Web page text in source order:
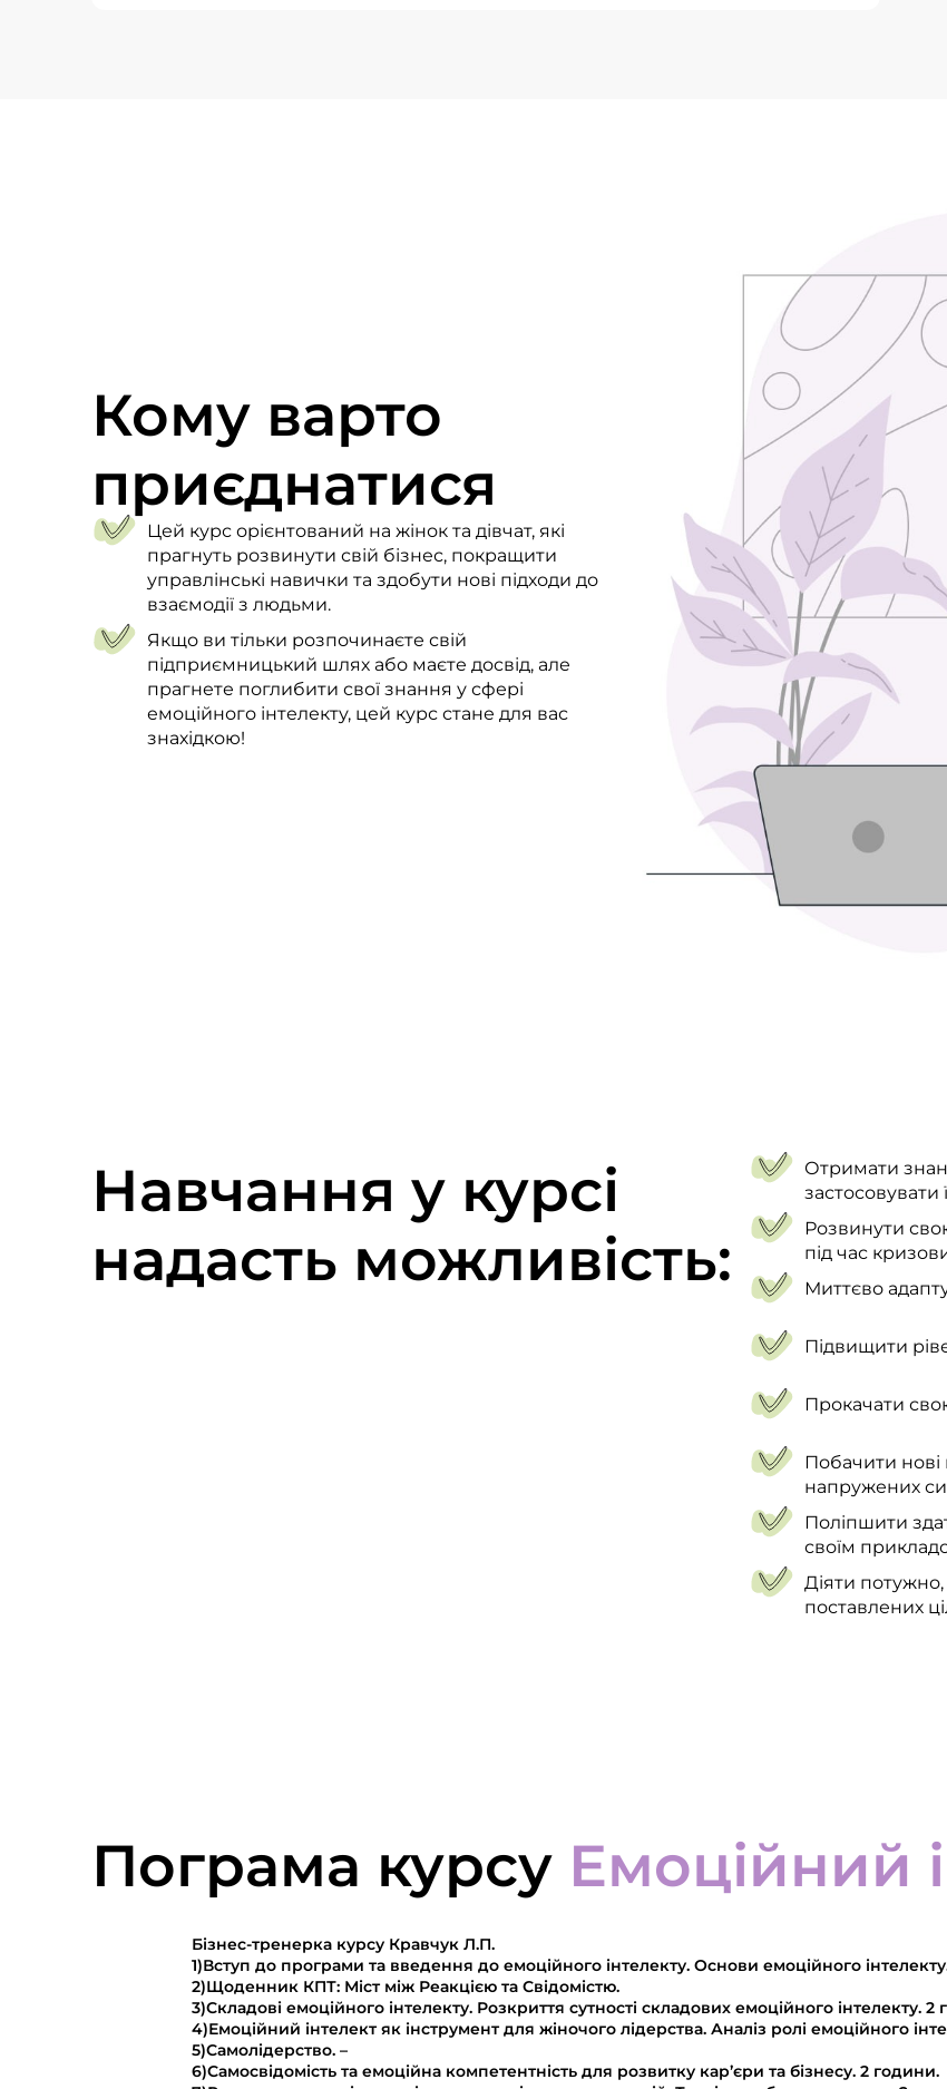
Кому варто
приєднатися
Цей курс орієнтований на жінок та дівчат, які
прагнуть розвинути свій бізнес, покращити
управлінські навички та здобути нові підходи до
взаємодії з людьми.
Якщо ви тільки розпочинаєте свій
підприємницький шлях або маєте досвід, але
прагнете поглибити свої знання у сфері
емоційного інтелекту, цей курс стане для вас
знахідкою!
Навчання у курсі
надасть можливість:
Отримати
застосовувати
Розвинути
під час
Миттєво
Підвищити
Прокачати
Побачити нові
напружених
Поліпшити
своїм
Діяти
поставлених
Пограма курсу Емоційний
Бізнес-тренерка курсу Кравчук Л.П.
1)Вступ до програми та введення до емоційного інтелекту. Основи емоційного
2)Щоденник КПТ: Міст між Реакцією та Свідомістю.
3)Складові емоційного інтелекту. Розкриття сутності складових емоційного інтелекту. 2
4)Емоційний інтелект як інструмент для жіночого лідерства. Аналіз ролі емоційного
5)Самолідерство. –
6)Самосвідомість та емоційна компетентність для розвитку кар’єри та бізнесу. 2 години.